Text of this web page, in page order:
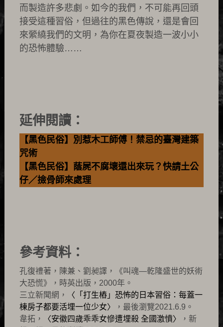
而製造許多悲劇。如今的我們，不可能再回頭
接受這種習俗，但過往的黑色傳說，還是會回
來縈繞我們的文明，為你在夏夜製造一波小小
的恐怖體驗……
延伸閱讀：
【黑色民俗】別惹木工師傅！禁忌的臺灣建築
咒術
【黑色民俗】蔭屍不腐壞還出來玩？快請土公
仔／撿骨師來處理
參考資料：
孔復禮著，陳兼、劉昶譯，《叫魂—乾隆盛世的妖術
大恐慌》，時英出版，2000年。
三立新聞網，
〈「打生樁」恐怖的日本習俗：每蓋一
棟房子都要活埋一位少女〉
，最後瀏覽2021.6.9。
韋拓，
〈安徽四歲乖乖女慘遭埋殺 全國激憤〉
，新